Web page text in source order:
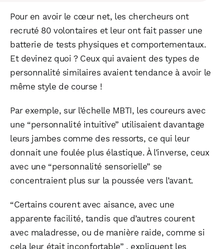
Pour en avoir le cœur net, les chercheurs ont
recruté 80 volontaires et leur ont fait passer une
batterie de tests physiques et comportementaux.
Et devinez quoi ? Ceux qui avaient des types de
personnalité similaires avaient tendance à avoir le
même style de course !
Par exemple, sur l’échelle MBTI, les coureurs avec
une “personnalité intuitive” utilisaient davantage
leurs jambes comme des ressorts, ce qui leur
donnait une foulée plus élastique. À l’inverse, ceux
avec une “personnalité sensorielle” se
concentraient plus sur la poussée vers l’avant.
“Certains courent avec aisance, avec une
apparente facilité, tandis que d’autres courent
avec maladresse, ou de manière raide, comme si
cela leur était inconfortable” , expliquent les